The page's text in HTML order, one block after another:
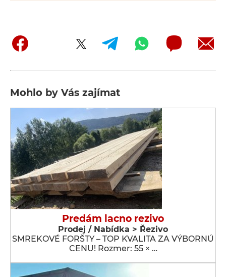
Mohlo by Vás zajímat
Predám lacno rezivo
Prodej / Nabídka > Řezivo
SMREKOVÉ FORŠTY – TOP KVALITA ZA VÝBORNÚ
CENU! Rozmer: 55 × …